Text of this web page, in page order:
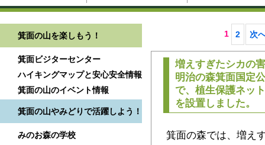
箕面の山を楽しもう！
箕面ビジターセンター
ハイキングマップと安心安全情報
箕面の山のイベント情報
箕面の山やみどりで活躍しよう！
みのお森の学校
1 2 次
増えすぎたシカの
明治の森箕面国定
で、植生保護ネッ
を設置しました。
箕面の森では、増え